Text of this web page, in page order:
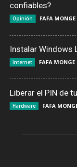
confiables?
Opinión FAFA MONGE
Instalar Windows
Internet FAFA MONGE
Liberar el PIN de
Hardware FAFA